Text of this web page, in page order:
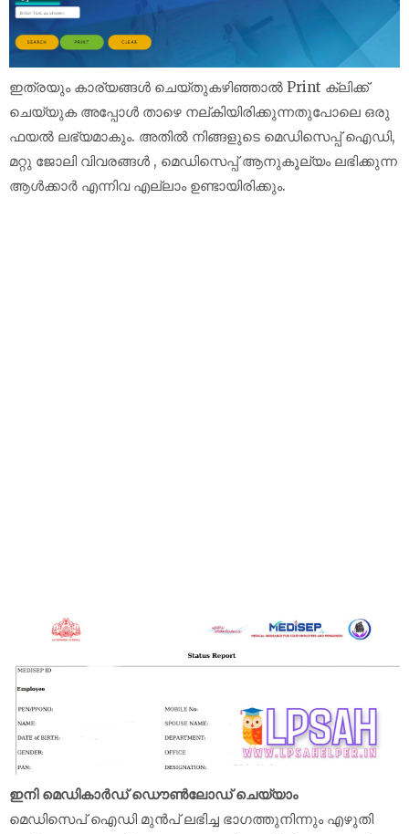
ഇത്രയും കാര്യങ്ങൾ ചെയ്തുകഴിഞ്ഞാൽ Print ക്ലിക്ക്
ചെയ്യുക അപ്പോൾ താഴെ നല്കിയിരിക്കുന്നതുപോലെ ഒരു
ഫയൽ ലഭ്യമാകും. അതിൽ നിങ്ങളുടെ മെഡിസെപ്പ് ഐഡി,
മറ്റു ജോലി വിവരങ്ങൾ , മെഡിസെപ്പ് ആനുകൂല്യം ലഭിക്കുന്ന
ആൾക്കാർ എന്നിവ എല്ലാം ഉണ്ടായിരിക്കും.
ഇനി മെഡികാർഡ് ഡൌൺലോഡ് ചെയ്യാം
മെഡിസെപ് ഐഡി മുൻപ് ലഭിച്ച ഭാഗത്തുനിന്നും എഴുതി